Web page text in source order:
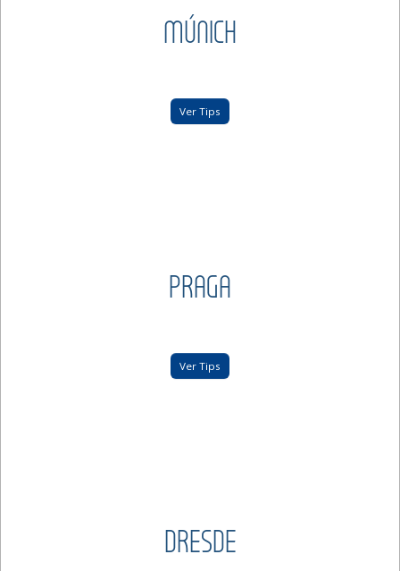
MÚNICH
Ver Tips
PRAGA
Ver Tips
DRESDE